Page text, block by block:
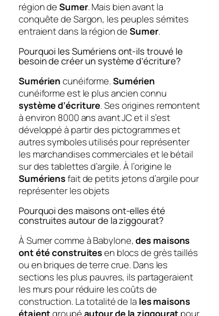
région deSumer. Mais bien avant la
conquête de Sargon, les peuples sémites
entraient dans la région deSumer.
Pourquoi les Sumériens ont-ils trouvé le
besoin de créer un système d’écriture?
Sumériencunéiforme.Sumérien
cunéiforme est le plus ancien connu
système d’écriture. Ses origines remontent
à environ 8000 ans avant JC et il s’est
développé à partir des pictogrammes et
autres symboles utilisés pour représenter
les marchandises commerciales et le bétail
sur des tablettes d’argile. À l’origine le
Sumériensfait de petits jetons d’argile pour
représenter les objets
Pourquoi des maisons ont-elles été
construites autour de la ziggourat?
À Sumer comme à Babylone,des maisons
ont été construitesen blocs de grès taillés
ou en briques de terre crue. Dans les
sections les plus pauvres, ils partageraient
les murs pour réduire les coûts de
construction. La totalité de la les maisons
étaientgroupéautour de la ziggouratpour